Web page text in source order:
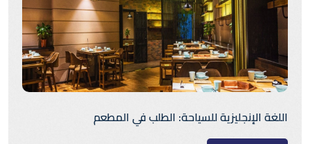
اللغة الإنجليزية للسياحة: الطلب في المطعم